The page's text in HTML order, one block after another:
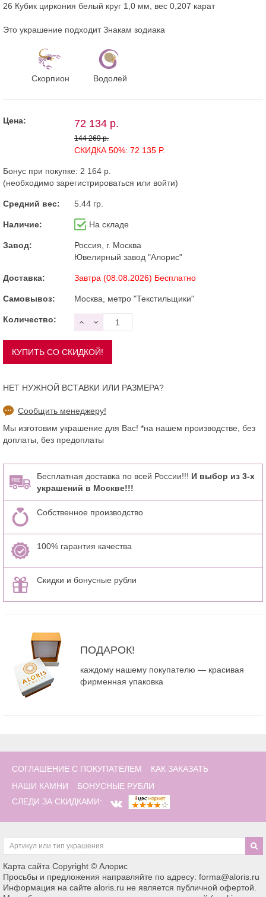
26 Кубик циркония белый круг 1,0 мм, вес 0,207 карат
Это украшение подходит Знакам зодиака
Скорпион Водолей
Цена: 72 134 р.
144 269 р.
СКИДКА 50%: 72 135 Р.
Бонус при покупке: 2 164 р.
(необходимо зарегистрироваться или войти)
Средний вес: 5.44 гр.
Наличие: На складе
Завод:
Россия, г. Москва
Ювелирный завод "Алорис"
Доставка: Завтра (08.08.2026) Бесплатно
Самовывоз: Москва, метро "Текстильщики"
Количество:
НЕТ НУЖНОЙ ВСТАВКИ ИЛИ РАЗМЕРА?
Сообщить менеджеру!
Мы изготовим украшение для Вас! *на нашем производстве, без
доплаты, без предоплаты
Бесплатная доставка по всей России!!! И выбор из 3-х
украшений в Москве!!!
Собственное производство
100% гарантия качества
Скидки и бонусные рубли
ПОДАРОК!
каждому нашему покупателю — красивая
фирменная упаковка
СОГЛАШЕНИЕ С ПОКУПАТЕЛЕМ
КАК ЗАКАЗАТЬ
НАШИ КАМНИ
БОНУСНЫЕ РУБЛИ
СЛЕДИ ЗА СКИДКАМИ:
Карта сайта Copyright © Алорис
Просьбы и предложения направляйте по адресу: forma@aloris.ru
Информация на сайте aloris.ru не является публичной офертой.